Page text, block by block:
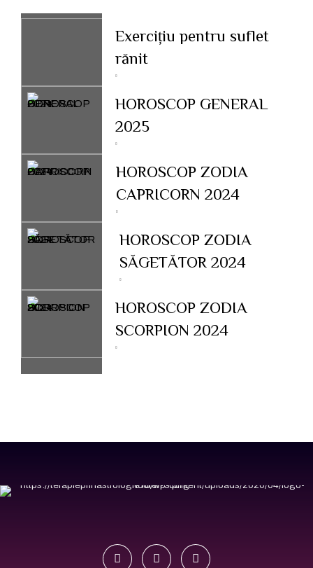
Exercițiu pentru suflet
rănit
HOROSCOP GENERAL
2025
HOROSCOP ZODIA
CAPRICORN 2024
HOROSCOP ZODIA
SĂGETĂTOR 2024
HOROSCOP ZODIA
SCORPION 2024